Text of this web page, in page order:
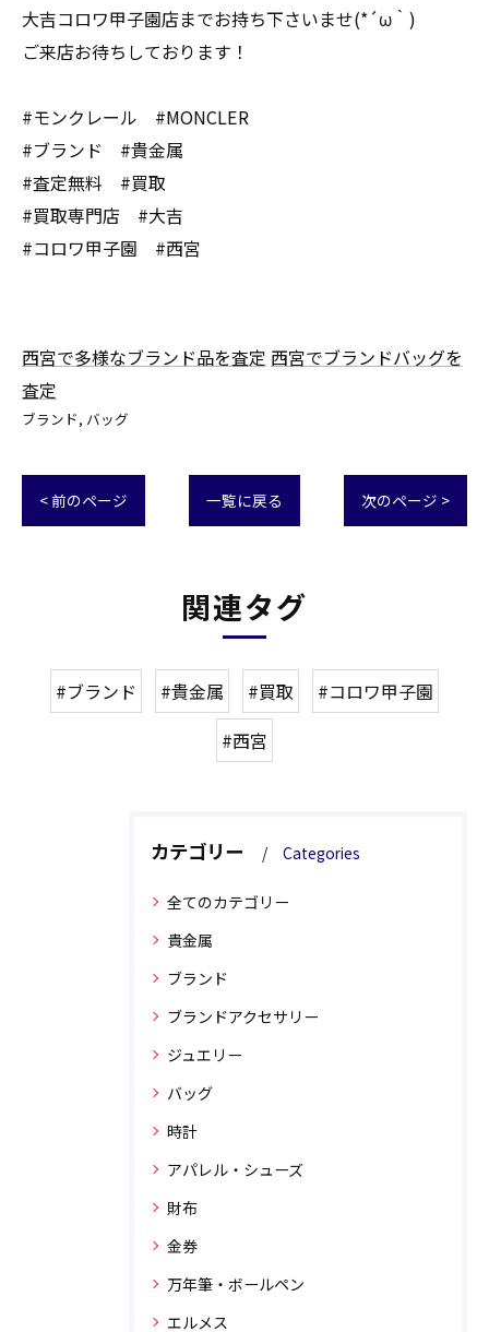
大吉コロワ甲子園店までお持ち下さいませ(*´ω｀)
ご来店お待ちしております！
#モンクレール #MONCLER
#ブランド #貴金属
#査定無料 #買取
#買取専門店 #大吉
#コロワ甲子園 #西宮
西宮で多様なブランド品を査定 西宮でブランドバッグを
査定
ブランド バッグ
< 前のページ 一覧に戻る 次のページ >
関連タグ
#ブランド #貴金属 #買取
#コロワ甲子園
#西宮
カテゴリー Categories
全てのカテゴリー
貴金属
ブランド
ブランドアクセサリー
ジュエリー
バッグ
時計
アパレル・シューズ
財布
金券
万年筆・ボールペン
エルメス